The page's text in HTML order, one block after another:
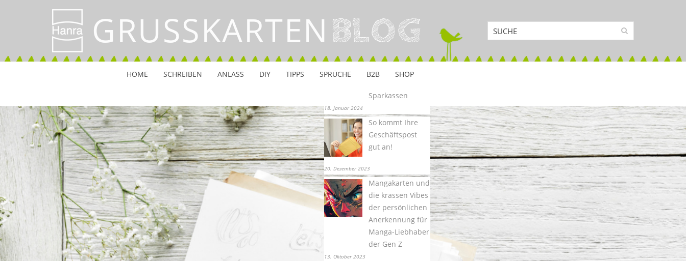
GRUSSKARTEN BLOG
HOME SCHREIBEN ANLASS DIY TIPPS SPRÜCHE B2B SHOP
Dem Kunden
Wertschätzung
Grußkarten-
Anlässe für
Sparkassen
18. Januar 2024
So kommt Ihre
Geschäftspost
gut an!
20. Dezember 2023
Mangakarten und
die krassen Vibes
der persönlichen
Anerkennung für
Manga-Liebhaber
der Gen Z
13. Oktober 2023